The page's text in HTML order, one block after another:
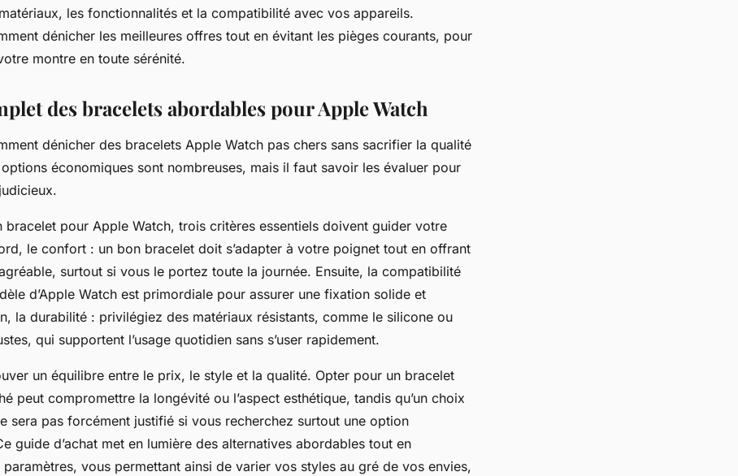
les fonctionnalités et la compatibilité avec vos appareils.
dénicher les meilleures offres tout en évitant les pièges courants, pour
montre en toute sérénité.
des bracelets abordables pour Apple Watch
dénicher des bracelets Apple Watch pas chers sans sacrifier la qualité
économiques sont nombreuses, mais il faut savoir les évaluer pour
bracelet pour Apple Watch, trois critères essentiels doivent guider votre
le confort : un bon bracelet doit s’adapter à votre poignet tout en offrant
surtout si vous le portez toute la journée. Ensuite, la compatibilité
d’Apple Watch est primordiale pour assurer une fixation solide et
la durabilité : privilégiez des matériaux résistants, comme le silicone ou
qui supportent l’usage quotidien sans s’user rapidement.
un équilibre entre le prix, le style et la qualité. Opter pour un bracelet
peut compromettre la longévité ou l’aspect esthétique, tandis qu’un choix
sera pas forcément justifié si vous recherchez surtout une option
guide d’achat met en lumière des alternatives abordables tout en
paramètres, vous permettant ainsi de varier vos styles au gré de vos envies,